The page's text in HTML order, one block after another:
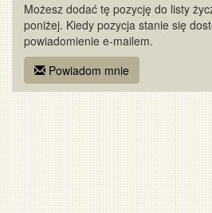
Możesz dodać tę pozycję do listy
poniżej. Kiedy pozycja stanie się
powiadomienie e-mailem.
Powiadom mnie